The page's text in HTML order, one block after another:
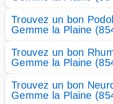
Trouvez un bon
Gemme la Plaine
Trouvez un bon
Gemme la Plaine
Trouvez un bon
Gemme la Plaine